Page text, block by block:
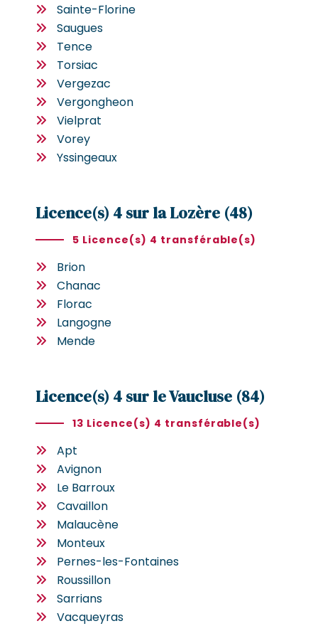
Sainte-Florine
Saugues
Tence
Torsiac
Vergezac
Vergongheon
Vielprat
Vorey
Yssingeaux
Licence(s) 4 sur la Lozère (48)
5 Licence(s) 4 transférable(s)
Brion
Chanac
Florac
Langogne
Mende
Licence(s) 4 sur le Vaucluse (84)
13 Licence(s) 4 transférable(s)
Apt
Avignon
Le Barroux
Cavaillon
Malaucène
Monteux
Pernes-les-Fontaines
Roussillon
Sarrians
Vacqueyras